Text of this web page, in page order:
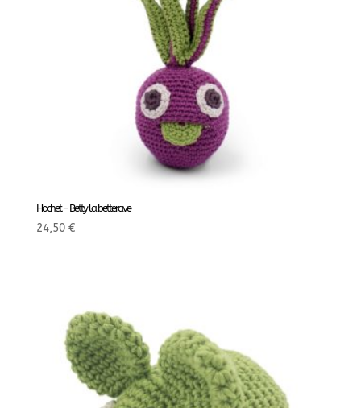
Hochet – Betty la betterave
24,50 €